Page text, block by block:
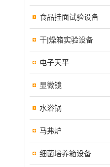
食品挂面试验设备
干|燥箱实验设备
电子天平
显微镜
水浴锅
马弗炉
细菌培养箱设备